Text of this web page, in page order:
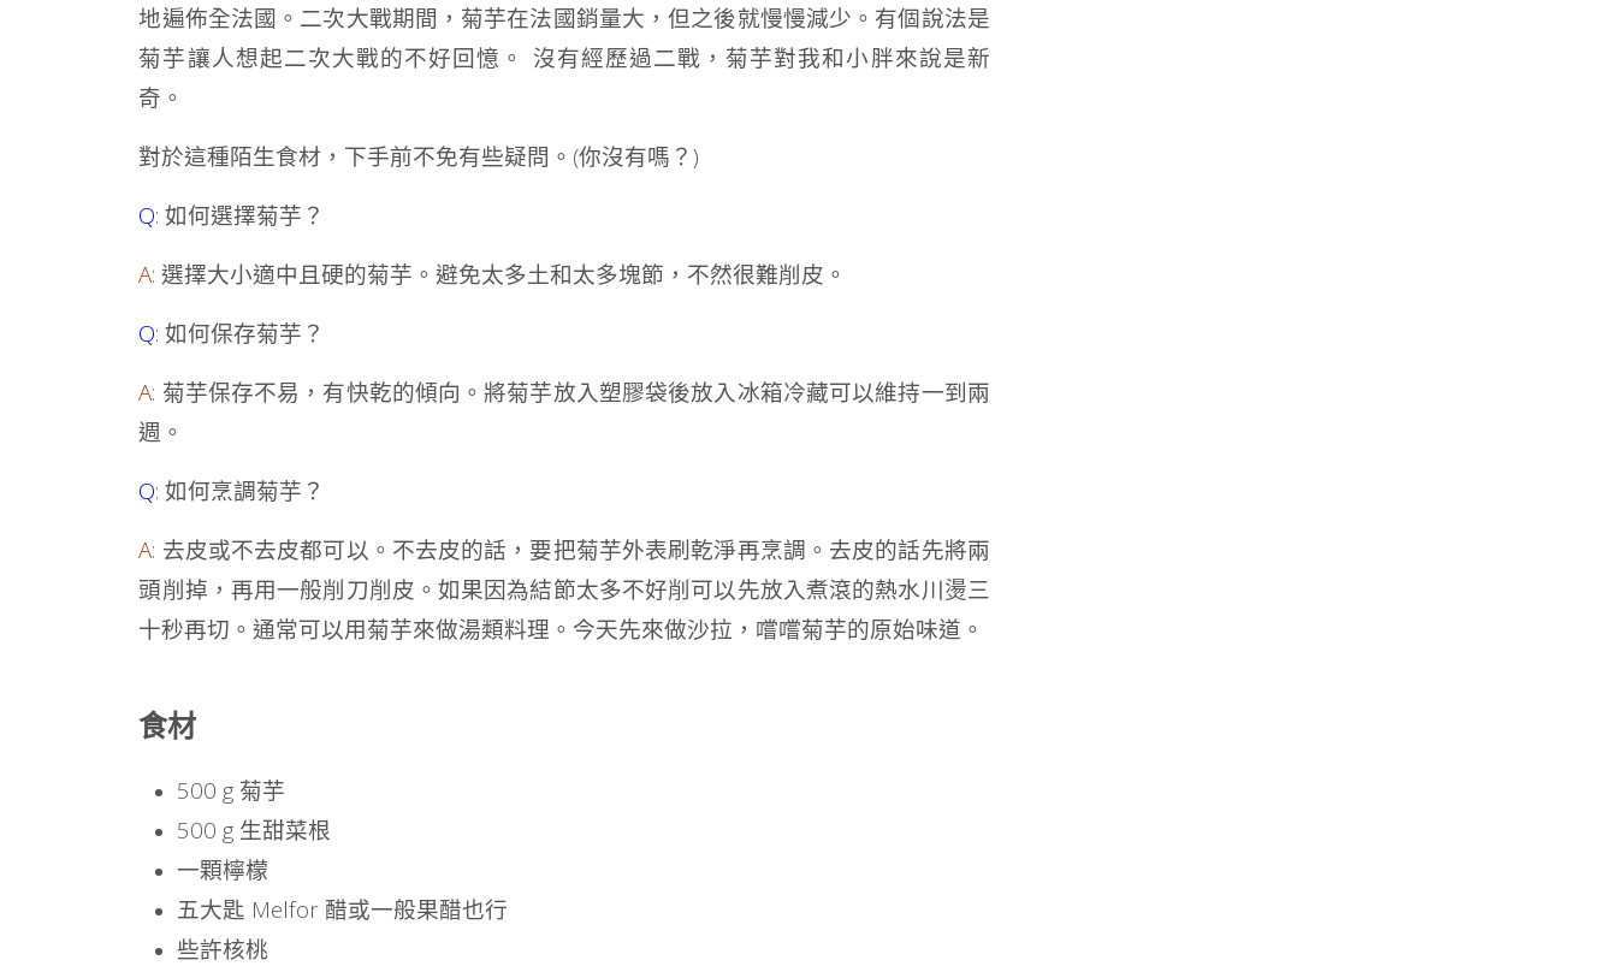
地遍佈全法國。二次大戰期間，菊芋在法國銷量大，但之後就慢慢減少。有個說法是
菊芋讓人想起二次大戰的不好回憶。 沒有經歷過二戰，菊芋對我和小胖來說是新
奇。
對於這種陌生食材，下手前不免有些疑問。(你沒有嗎？)
Q: 如何選擇菊芋？
A: 選擇大小適中且硬的菊芋。避免太多土和太多塊節，不然很難削皮。
Q: 如何保存菊芋？
A: 菊芋保存不易，有快乾的傾向。將菊芋放入塑膠袋後放入冰箱冷藏可以維持一到兩
週。
Q: 如何烹調菊芋？
A: 去皮或不去皮都可以。不去皮的話，要把菊芋外表刷乾淨再烹調。去皮的話先將兩
頭削掉，再用一般削刀削皮。如果因為結節太多不好削可以先放入煮滾的熱水川燙三
十秒再切。通常可以用菊芋來做湯類料理。今天先來做沙拉，嚐嚐菊芋的原始味道。
食材
500 g 菊芋
500 g 生甜菜根
一顆檸檬
五大匙 Melfor 醋或一般果醋也行
些許核桃